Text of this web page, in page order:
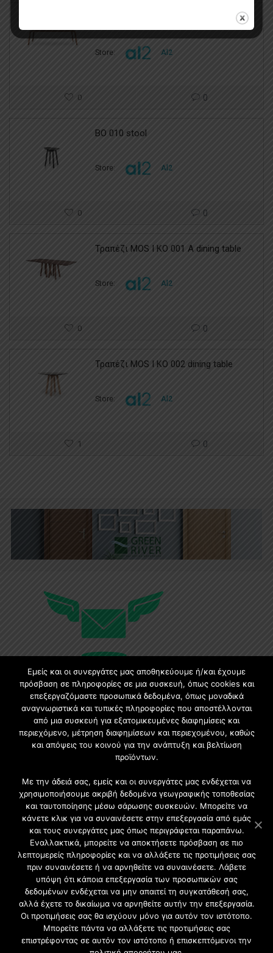
Store: Al2
0 0
BO 010 stool
Store: Al2
0 0
Τραπέζι MOS I KO 001 A dining table
Store: Al2
0 0
Τραπέζι MOS I KO 002 dining table
Store: Al2
1 0
Εγγραφή στο Newsletter
Γίνετε μέλος της μεγαλύτερης διαδικτυακής κοινότητας, ειδικά
για αρχιτέκτονες, σχεδιαστές και λάτρεις της κατασκευής και
2021 CFW - All Rights Reserved
Επιχειρήσεις |
Προφίλ
Διαφήμιση
Επικοινωνία
Εμείς και οι συνεργάτες μας αποθηκεύουμε ή/και έχουμε
πρόσβαση σε πληροφορίες σε μια συσκευή, όπως cookies και
επεξεργαζόμαστε προσωπικά δεδομένα, όπως μοναδικά
αναγνωριστικά και τυπικές πληροφορίες που αποστέλλονται
από μια συσκευή για εξατομικευμένες διαφημίσεις και
περιεχόμενο, μέτρηση διαφημίσεων και περιεχομένου, καθώς
και απόψεις του κοινού για την ανάπτυξη και βελτίωση
προϊόντων.
Με την άδειά σας, εμείς και οι συνεργάτες μας ενδέχεται να
χρησιμοποιήσουμε ακριβή δεδομένα γεωγραφικής τοποθεσίας
και ταυτοποίησης μέσω σάρωσης συσκευών. Μπορείτε να
κάνετε κλικ για να συναινέσετε στην επεξεργασία από εμάς
και τους συνεργάτες μας όπως περιγράφεται παραπάνω.
Εναλλακτικά, μπορείτε να αποκτήσετε πρόσβαση σε πιο
λεπτομερείς πληροφορίες και να αλλάξετε τις προτιμήσεις σας
πριν συναινέσετε ή να αρνηθείτε να συναινέσετε. Λάβετε
υπόψη ότι κάποια επεξεργασία των προσωπικών σας
δεδομένων ενδέχεται να μην απαιτεί τη συγκατάθεσή σας,
αλλά έχετε το δικαίωμα να αρνηθείτε αυτήν την επεξεργασία.
Οι προτιμήσεις σας θα ισχύουν μόνο για αυτόν τον ιστότοπο.
Μπορείτε πάντα να αλλάξετε τις προτιμήσεις σας
επιστρέφοντας σε αυτόν τον ιστότοπο ή επισκεπτόμενοι την